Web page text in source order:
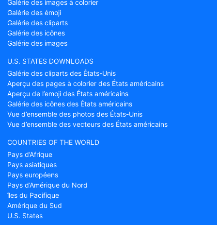
Galérie des images à colorier
Galérie des émoji
Galérie des cliparts
Galérie des icônes
Galérie des images
U.S. STATES DOWNLOADS
Galérie des cliparts des États-Unis
Aperçu des pages à colorier des États américains
Aperçu de l’emoji des États américains
Galérie des icônes des États américains
Vue d’ensemble des photos des États-Unis
Vue d’ensemble des vecteurs des États américains
COUNTRIES OF THE WORLD
Pays d’Afrique
Pays asiatiques
Pays européens
Pays d’Amérique du Nord
îles du Pacifique
Amérique du Sud
U.S. States